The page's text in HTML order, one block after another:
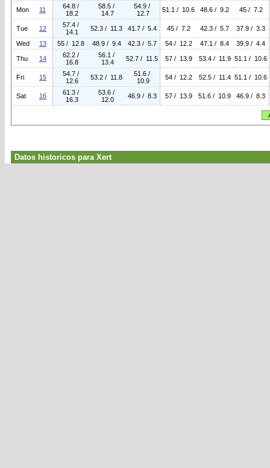
Mon 11
64.8 /
18.2
58.5 /
14.7
54.9 /
12.7
51.1 / 10.6 48.6 / 9.2 45 / 7.2
Tue 12
57.4 /
14.1
52.3 / 11.3 41.7 / 5.4 45 / 7.2 42.3 / 5.7 37.9 / 3.3
Wed 13 55 / 12.8 48.9 / 9.4 42.3 / 5.7 54 / 12.2 47.1 / 8.4 39.9 / 4.4
Thu 14
62.2 /
16.8
56.1 /
13.4
52.7 / 11.5 57 / 13.9 53.4 / 11.9 51.1 / 10.6
Fri 15
54.7 /
12.6
53.2 / 11.8
51.6 /
10.9
54 / 12.2 52.5 / 11.4 51.1 / 10.6
Sat 16
61.3 /
16.3
53.6 /
12.0
46.9 / 8.3 57 / 13.9 51.6 / 10.9 46.9 / 8.3
Datos historicos para Xert